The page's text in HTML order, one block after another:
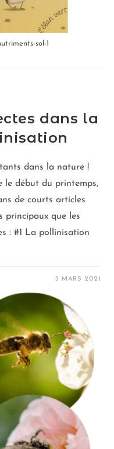
sol-1
dans la
dans la nature !
le début du printemps,
de courts articles
principaux que les
: #1 La pollinisation
5 MARS 2021